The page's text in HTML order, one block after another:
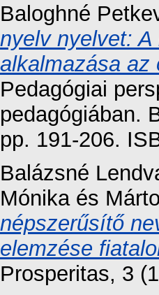
Baloghné
nyelv nyelvet:
alkalmazása az
Pedagógiai
pedagógiában.
pp. 191-206.
Balázsné
Mónikaés
népszerűsítő
elemzése
Prosperitas, 3